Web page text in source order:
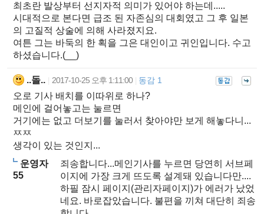
최초란 발상부터 선지자적 의미가 있어야 하는데.....
시대적으로 본다면 급조 된 자존심의 대회였고 그 후 일본
의 고질적 상술에 의해 사라졌지요.
여튼 그는 바둑의 한 획을 그은 대인이고 귀인입니다. 수고
하셨습니다.(__)
..돌.. 2017-10-25 오후 1:11:00 동감 1
오로 기사 배치를 이따위로 하나?
메인에 걸어놓고는 눌르면
거기에는 없고 더보기를 눌러서 찾아야만 보게 해놓다니...
ㅉㅉ
생각이 있는 것인지...
운영자
55
죄송합니다...메인기사를 누르면 당연히 서브페
이지에 가장 크게 뜨도록 설계돼 있습니다만....
하필 잠시 페이지(관리자페이지)가 에러가 났었
네요. 바로잡았습니다. 불편을 끼쳐 대단히 죄송